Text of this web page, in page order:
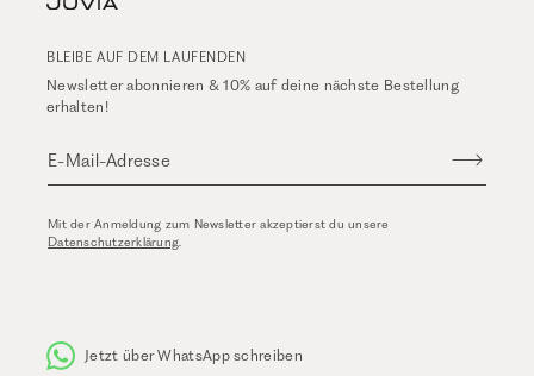
BLEIBE AUF DEM LAUFENDEN
Newsletter abonnieren & 10% auf deine nächste Bestellung
erhalten!
E-Mail-Adresse
Mit der Anmeldung zum Newsletter akzeptierst du unsere
Datenschutzerklärung.
Jetzt über WhatsApp schreiben